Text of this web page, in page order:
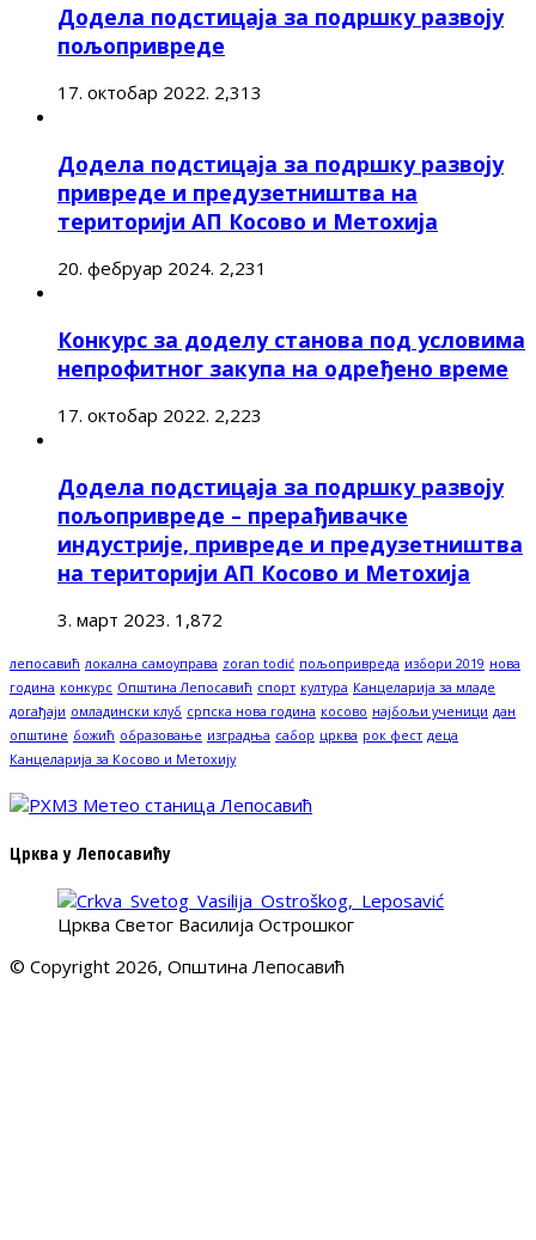
Додела подстицаја за подршку развоју
пољопривреде
17. октобар 2022. 2,313
Додела подстицаја за подршку развоју
привреде и предузетништва на
територији АП Косово и Метохија
20. фебруар 2024. 2,231
Конкурс за доделу станова под условима
непрофитног закупа на одређено време
17. октобар 2022. 2,223
Додела подстицаја за подршку развоју
пољопривреде – прерађивачке
индустрије, привреде и предузетништва
на територији АП Косово и Метохија
3. март 2023. 1,872
лепосавић локална самоуправа zoran todić пољопривреда избори 2019 нова
година конкурс Општина Лепосавић спорт култура Канцеларија за младе
догађаји омладински клуб српска нова година косово најбољи ученици дан
општине божић образовање изградња сабор црква рок фест деца
Канцеларија за Косово и Метохију
Црква у Лепосавићу
Црква Светог Василија Острошког
© Copyright 2026, Општина Лепосавић